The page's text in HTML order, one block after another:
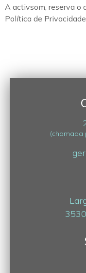
A activsom, reserva o
Política de Privacidade.
(chamada